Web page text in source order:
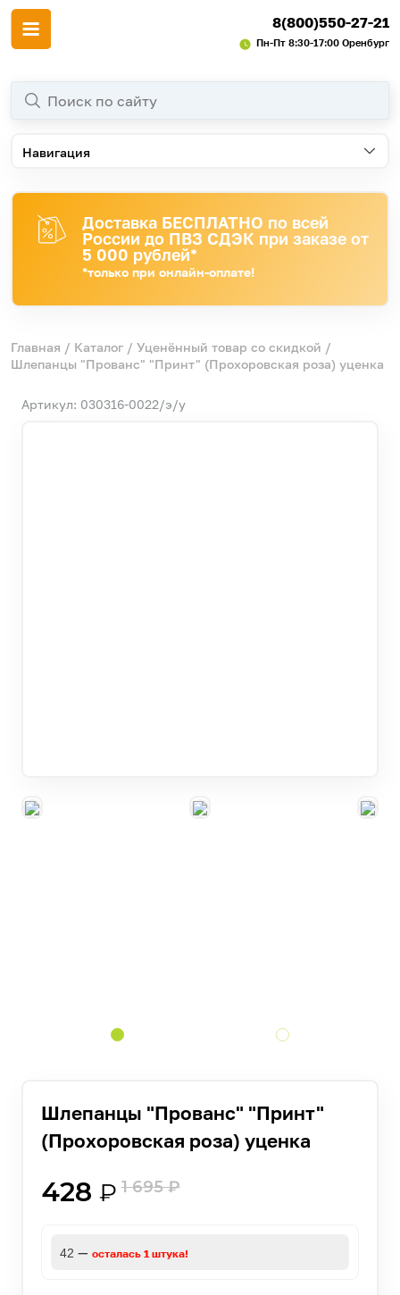
8(800)550-27-21
Пн-Пт 8:30-17:00 Оренбург
Навигация
Доставка БЕСПЛАТНО по всей
России до ПВЗ СДЭК при заказе от
5 000 рублей*
*только при онлайн-оплате!
Главная / Каталог / Уценённый товар со скидкой /
Шлепанцы "Прованс" "Принт" (Прохоровская роза) уценка
Артикул: 030316-0022/э/у
Шлепанцы "Прованс" "Принт"
(Прохоровская роза) уценка
428 ₽ 1 695₽
42 — осталась 1 штука!